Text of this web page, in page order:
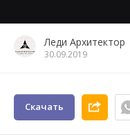
Леди Архитектор
30.09.2019
Скачать